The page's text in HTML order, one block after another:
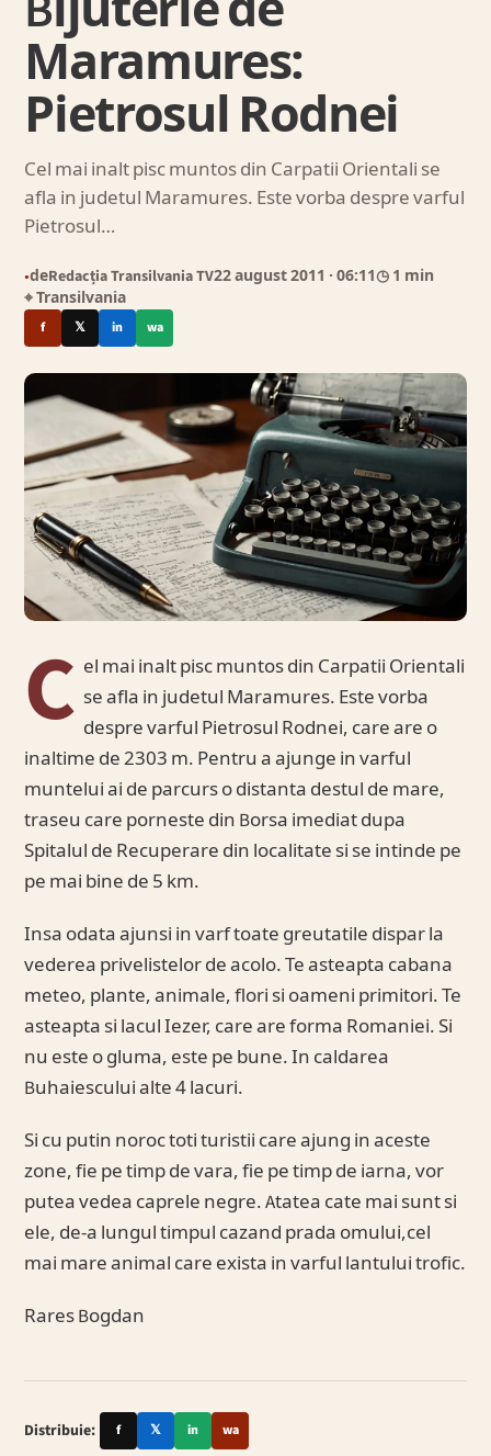
Maramures:
Pietrosul Rodnei
Cel mai inalt pisc muntos din Carpatii Orientali se
afla in judetul Maramures. Este vorba despre varful
Pietrosul…
●deRedacția Transilvania TV22 august 2011 · 06:11◷ 1 min
⌖ Transilvania
f 𝕏 in wa
C el mai inalt pisc muntos din Carpatii Orientali
se afla in judetul Maramures. Este vorba
despre varful Pietrosul Rodnei, care are o
inaltime de 2303 m. Pentru a ajunge in varful
muntelui ai de parcurs o distanta destul de mare,
traseu care porneste din Borsa imediat dupa
Spitalul de Recuperare din localitate si se intinde pe
pe mai bine de 5 km.
Insa odata ajunsi in varf toate greutatile dispar la
vederea privelistelor de acolo. Te asteapta cabana
meteo, plante, animale, flori si oameni primitori. Te
asteapta si lacul Iezer, care are forma Romaniei. Si
nu este o gluma, este pe bune. In caldarea
Buhaiescului alte 4 lacuri.
Si cu putin noroc toti turistii care ajung in aceste
zone, fie pe timp de vara, fie pe timp de iarna, vor
putea vedea caprele negre. Atatea cate mai sunt si
ele, de-a lungul timpul cazand prada omului,cel
mai mare animal care exista in varful lantului trofic.
Rares Bogdan
Distribuie: f 𝕏 in wa